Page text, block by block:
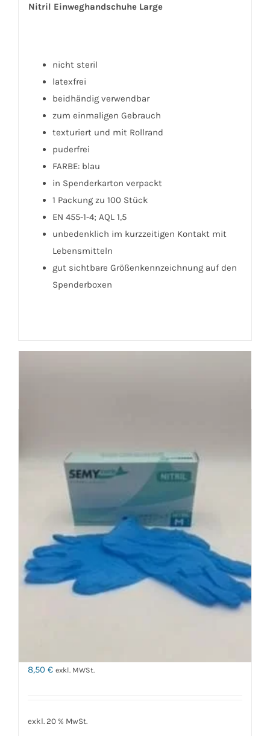
Nitril Einweghandschuhe Large
nicht steril
latexfrei
beidhändig verwendbar
zum einmaligen Gebrauch
texturiert und mit Rollrand
puderfrei
FARBE: blau
in Spenderkarton verpackt
1 Packung zu 100 Stück
EN 455-1-4; AQL 1,5
unbedenklich im kurzzeitigen Kontakt mit
Lebensmitteln
gut sichtbare Größenkennzeichnung auf den
Spenderboxen
8,50 € exkl. MWSt.
exkl. 20 % MwSt.